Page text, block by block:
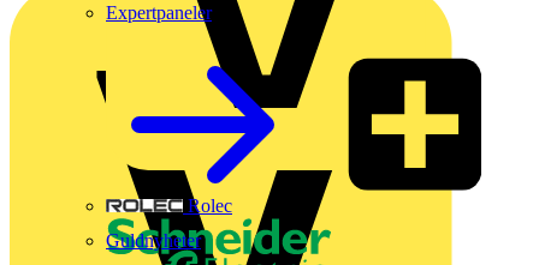
Rolec
Expertpaneler
Guldnyheter